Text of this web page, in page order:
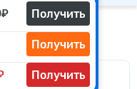
Получить
Получить
Получить
Виталия